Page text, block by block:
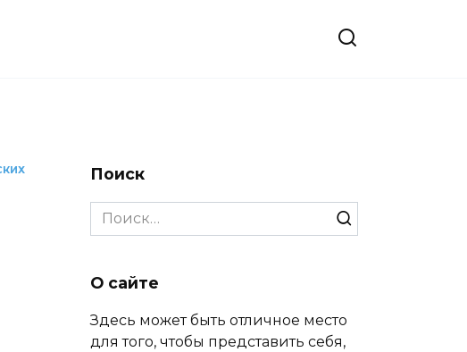
Поиск
Search
for:
О сайте
Здесь может быть отличное место
для того, чтобы представить себя,